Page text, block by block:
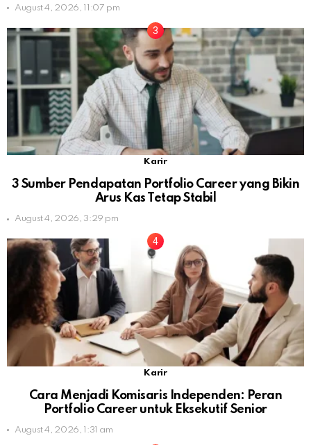
August 4, 2026, 11:07 pm
Karir
3 Sumber Pendapatan Portfolio Career yang Bikin
Arus Kas Tetap Stabil
August 4, 2026, 3:29 pm
Karir
Cara Menjadi Komisaris Independen: Peran
Portfolio Career untuk Eksekutif Senior
August 4, 2026, 1:31 am